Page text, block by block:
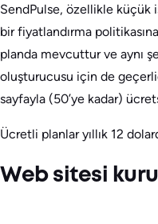
SendPulse, özellikle
bir fiyatlandırma
planda mevcuttur ve aynı
oluşturucusu için de
sayfayla (50’ye kadar)
Ücretli planlar yıllık 12
Web sitesi